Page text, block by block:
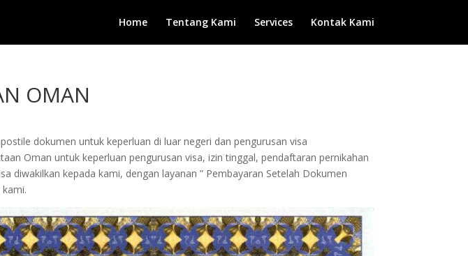
Home Tentang Kami Services Kontak Kami
OMAN
dokumen untuk keperluan di luar negeri dan pengurusan visa
Oman untuk keperluan pengurusan visa, izin tinggal, pendaftaran pernikahan
diwakilkan kepada kami, dengan layanan ” Pembayaran Setelah Dokumen